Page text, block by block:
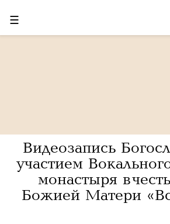
☰
Видеозапись
участием
монастыря в
Божией Матери